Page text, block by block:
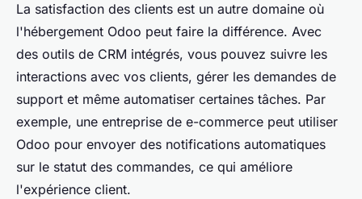
La satisfaction des clients est un autre domaine où
l'hébergement Odoo peut faire la différence. Avec
des outils de CRM intégrés, vous pouvez suivre les
interactions avec vos clients, gérer les demandes de
support et même automatiser certaines tâches. Par
exemple, une entreprise de e-commerce peut utiliser
Odoo pour envoyer des notifications automatiques
sur le statut des commandes, ce qui améliore
l'expérience client.